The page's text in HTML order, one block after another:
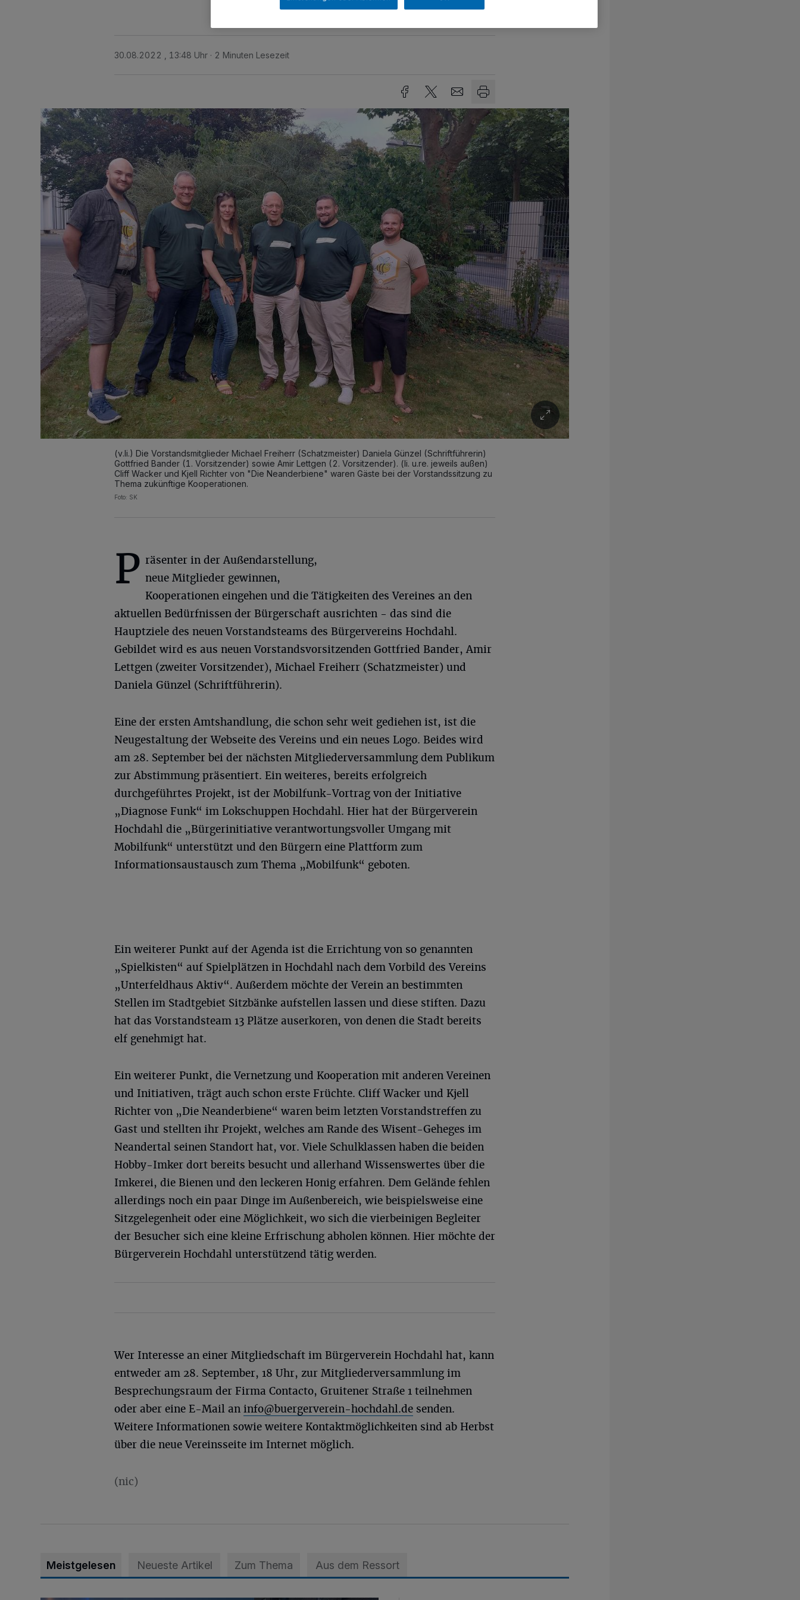
30.08.2022 , 13:48 Uhr 2 Minuten Lesezeit
(v.li.) Die Vorstandsmitglieder Michael Freiherr (Schatzmeister) Daniela Günzel (Schriftführerin)
Gottfried Bander (1. Vorsitzender) sowie Amir Lettgen (2. Vorsitzender). (li. u.re. jeweils außen)
Cliff Wacker und Kjell Richter von "Die Neanderbiene" waren Gäste bei der Vorstandssitzung zu
Thema zukünftige Kooperationen.
Foto: SK
P räsenter in der Außendarstellung,
neue Mitglieder gewinnen,
Kooperationen eingehen und die Tätigkeiten des Vereines an den
aktuellen Bedürfnissen der Bürgerschaft ausrichten - das sind die
Hauptziele des neuen Vorstandsteams des Bürgervereins Hochdahl.
Gebildet wird es aus neuen Vorstandsvorsitzenden Gottfried Bander, Amir
Lettgen (zweiter Vorsitzender), Michael Freiherr (Schatzmeister) und
Daniela Günzel (Schriftführerin).
Eine der ersten Amtshandlung, die schon sehr weit gediehen ist, ist die
Neugestaltung der Webseite des Vereins und ein neues Logo. Beides wird
am 28. September bei der nächsten Mitgliederversammlung dem Publikum
zur Abstimmung präsentiert. Ein weiteres, bereits erfolgreich
durchgeführtes Projekt, ist der Mobilfunk-Vortrag von der Initiative
„Diagnose Funk“ im Lokschuppen Hochdahl. Hier hat der Bürgerverein
Hochdahl die „Bürgerinitiative verantwortungsvoller Umgang mit
Mobilfunk“ unterstützt und den Bürgern eine Plattform zum
Informationsaustausch zum Thema „Mobilfunk“ geboten.
Ein weiterer Punkt auf der Agenda ist die Errichtung von so genannten
„Spielkisten“ auf Spielplätzen in Hochdahl nach dem Vorbild des Vereins
„Unterfeldhaus Aktiv“. Außerdem möchte der Verein an bestimmten
Stellen im Stadtgebiet Sitzbänke aufstellen lassen und diese stiften. Dazu
hat das Vorstandsteam 13 Plätze auserkoren, von denen die Stadt bereits
elf genehmigt hat.
Ein weiterer Punkt, die Vernetzung und Kooperation mit anderen Vereinen
und Initiativen, trägt auch schon erste Früchte. Cliff Wacker und Kjell
Richter von „Die Neanderbiene“ waren beim letzten Vorstandstreffen zu
Gast und stellten ihr Projekt, welches am Rande des Wisent-Geheges im
Neandertal seinen Standort hat, vor. Viele Schulklassen haben die beiden
Hobby-Imker dort bereits besucht und allerhand Wissenswertes über die
Imkerei, die Bienen und den leckeren Honig erfahren. Dem Gelände fehlen
allerdings noch ein paar Dinge im Außenbereich, wie beispielsweise eine
Sitzgelegenheit oder eine Möglichkeit, wo sich die vierbeinigen Begleiter
der Besucher sich eine kleine Erfrischung abholen können. Hier möchte der
Bürgerverein Hochdahl unterstützend tätig werden.
Wer Interesse an einer Mitgliedschaft im Bürgerverein Hochdahl hat, kann
entweder am 28. September, 18 Uhr, zur Mitgliederversammlung im
Besprechungsraum der Firma Contacto, Gruitener Straße 1 teilnehmen
oder aber eine E-Mail an info@buergerverein-hochdahl.de senden.
Weitere Informationen sowie weitere Kontaktmöglichkeiten sind ab Herbst
über die neue Vereinsseite im Internet möglich.
(nic)
Meistgelesen Neueste Artikel Zum Thema Aus dem Ressort